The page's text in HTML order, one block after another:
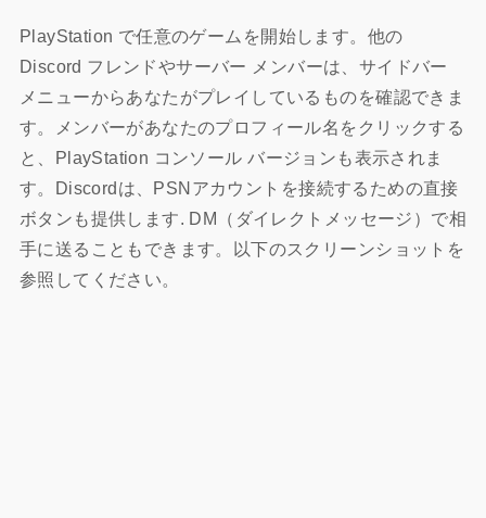
PlayStation で任意のゲームを開始します。他の
Discord フレンドやサーバー メンバーは、サイドバー
メニューからあなたがプレイしているものを確認できま
す。メンバーがあなたのプロフィール名をクリックする
と、PlayStation コンソール バージョンも表示されま
す。Discordは、PSNアカウントを接続するための直接
ボタンも提供します. DM（ダイレクトメッセージ）で相
手に送ることもできます。以下のスクリーンショットを
参照してください。